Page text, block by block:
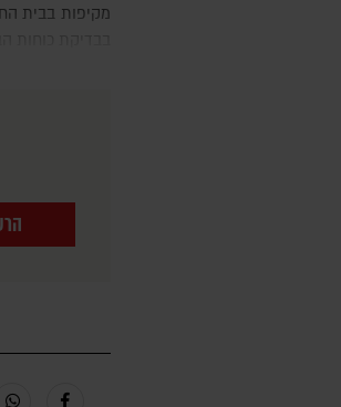
מקיפות בבית